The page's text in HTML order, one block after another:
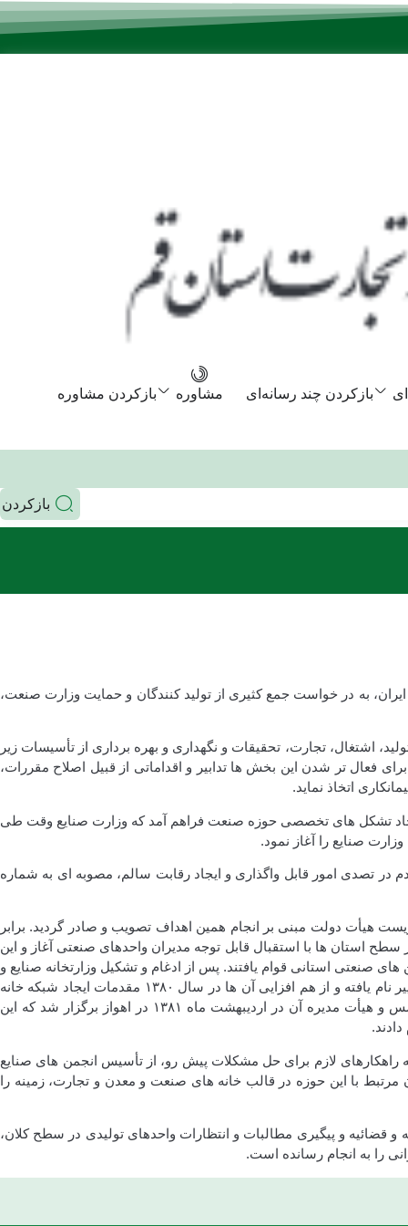
بازکردن چند رسانه‌ای مشاوره بازکردن مشاوره
بازکردن
و فرهنگی جمهوری اسلامی ایران، به در خواست جمع کثیری از تولید کنندگان و حمایت وزارت صنعت،
تجارت، تحقیقات و نگهداری و بهره برداری از تأسیسات زیر
کند و برای فعال تر شدن این بخش ها تدابیر و اقداماتی از قبیل اصلاح مقررات،
اتخاذ نماید.
و فرهنگی جمهوری اسلامی ایران، برابر مفاد مندرج در تبصره ۴۱ این قانون، مقدمات ایجاد تشکل های تخصصی حوزه صنعت فراهم آمد که وزارت صنایع وقت طی
در تصدی امور قابل واگذاری و ایجاد رقابت سالم، مصوبه ای به شماره
به تاریخ ۹/۴/۱۳۷۸ کمیسیون امور زیر بنایی و صنعت و محیط زیست هیأت دولت مبنی بر انجام همین اهداف تصویب و صادر گردید. برابر
ایجاد انجمن های تخصصی ـ همگن از سال ۱۳۸۷ در گروه های مختلف صنعتی در سطح استان ها با استقبال قابل توجه مدیران واحدهای صنعتی آغاز و این
صنعتی استانی قوام یافتند. پس از ادغام و تشکیل وزارتخانه صنایع و
معادن، مقدمات تشکیل انجمن های معدن و صنایع معدنی نیز ایجاد و با افزوده شدن این انجمن ها، خانه های صنعت به خانه های صنعت و معدن تغییر نام یافته و از هم افزایی آن ها در سال ۱۳۸۰ مقدمات ایجاد شبکه خانه
های صنعت و معدن ایران فراهم آمد که پس از برگزاری همایش اعلام موجودیت در تاریخ ۲۵/۱۱/۱۳۸۰ در اصفهان، انتخابات اولین دوره هیأت مؤسس و هیأت مدیره آن در اردیبهشت ماه ۱۳۸۱ در اهواز برگزار شد که این
لازم برای حل مشکلات پیش رو، از تأسیس انجمن های صنایع
با این حوزه در قالب خانه های صنعت و معدن و تجارت، زمینه را
قضائیه و پیگیری مطالبات و انتظارات واحدهای تولیدی در سطح کلان،
را به انجام رسانده است.